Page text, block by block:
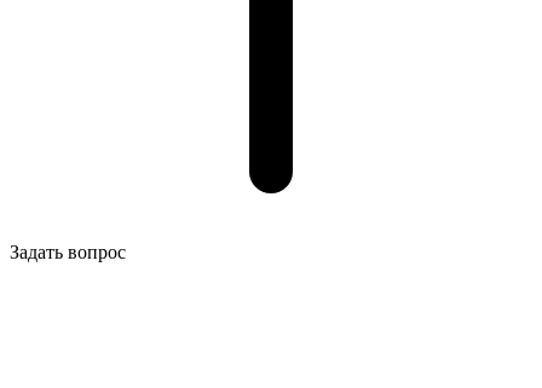
Задать вопрос